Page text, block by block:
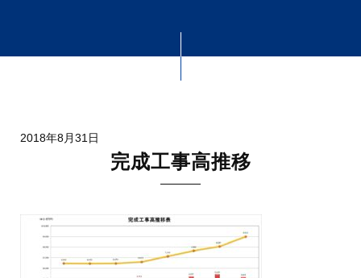
2018年8月31日
完成工事高推移